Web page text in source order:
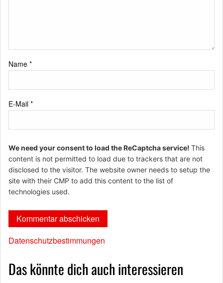
Name *
E-Mail *
We need your consent to load the ReCaptcha service! This
content is not permitted to load due to trackers that are not
disclosed to the visitor. The website owner needs to setup the
site with their CMP to add this content to the list of
technologies used.
Datenschutzbestimmungen
Das könnte dich auch interessieren